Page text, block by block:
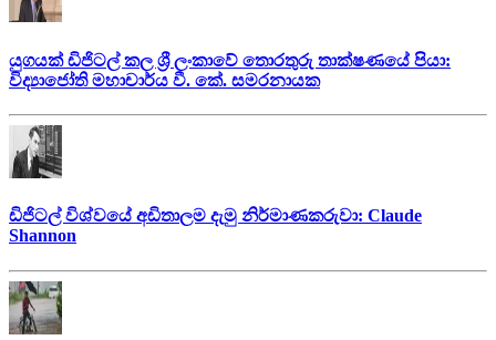
යුගයක් ඩිජිටල් කල ශ්‍රී ලංකාවේ තොරතුරු තාක්ෂණයේ පියා:
විද්‍යාජෝති මහාචාර්ය වී. කේ. සමරනායක
ඩිජිටල් විශ්වයේ අඩිතාලම දැමු නිර්මාණකරුවා: Claude
Shannon